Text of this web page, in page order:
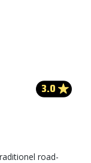
3.0
road-